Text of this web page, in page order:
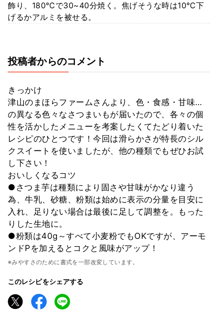
飾り、180℃で30~40分焼く。焦げそうな時は10℃下
げるかアルミを被せる。
投稿者からのコメント
きっかけ
津山のまほらファームさんより、色・食感・甘味…
の異なる色々なさつまいもが届いたので、各々の個
性を活かしたメニューを考案したくてたどり着いた
レシピのひとつです！今回は滑らかさが特長のシル
クスイートを使いましたが、他の種類でもぜひお試
し下さい！
おいしくなるコツ
●さつま芋は種類により固さや甘味がかなり違う
為、牛乳、砂糖、粉類は始めに表示の分量を目安に
入れ、足りない場合は最後に足して調整を。もった
りした生地に。
●粉類は40g～すべて小麦粉でもOKですが、アーモ
ンドPを加えるとコクと風味がアップ！
※みやすさのために書式を一部改変しています。
このレシピをシェアする